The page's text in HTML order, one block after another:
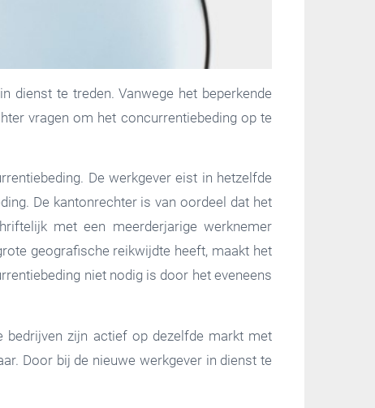
dienst te treden. Vanwege het beperkende
vragen om het concurrentiebeding op te
De werkgever eist in hetzelfde
De kantonrechter is van oordeel dat het
met een meerderjarige werknemer
geografische reikwijdte heeft, maakt het
niet nodig is door het eveneens
bedrijven zijn actief op dezelfde markt met
Door bij de nieuwe werkgever in dienst te